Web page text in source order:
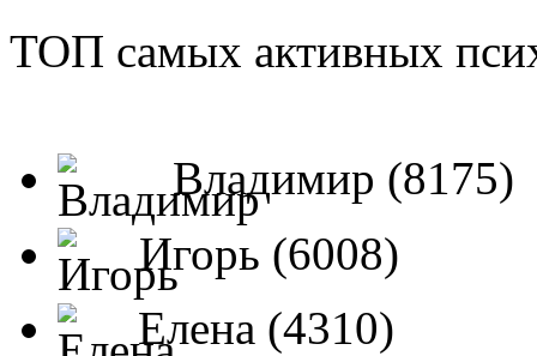
ТОП самых активных
Владимир (8175)
Игорь (6008)
Елена (4310)